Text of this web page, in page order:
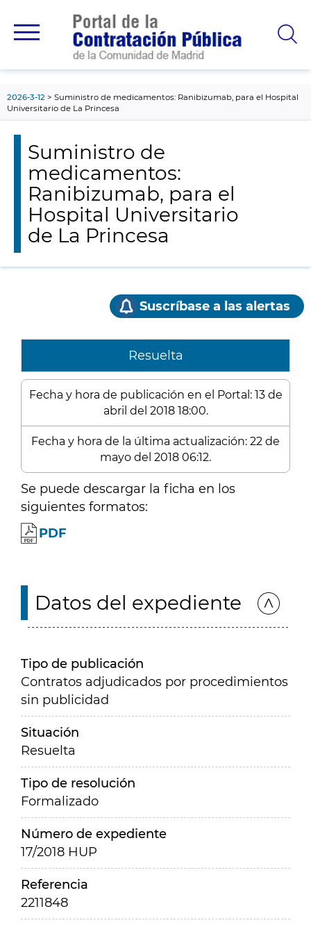
principal
2026-3-12
Suministro de medicamentos: Ranibizumab, para el Hospital
Universitario de La Princesa
Suministro de
medicamentos:
Ranibizumab, para el
Hospital Universitario
de La Princesa
Suscríbase a las alertas
Resuelta
Fecha y hora de publicación en el Portal: 13 de
abril del 2018 18:00.
Fecha y hora de la última actualización: 22 de
mayo del 2018 06:12.
Se puede descargar la ficha en los
siguientes formatos:
PDF
Datos del expediente
Tipo de publicación
Contratos adjudicados por procedimientos
sin publicidad
Situación
Resuelta
Tipo de resolución
Formalizado
Número de expediente
17/2018 HUP
Referencia
2211848